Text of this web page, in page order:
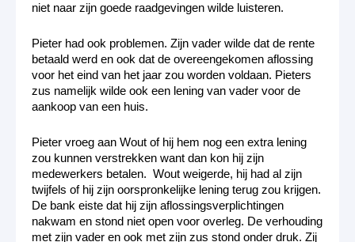
niet naar zijn goede raadgevingen wilde luisteren.
Pieter had ook problemen. Zijn vader wilde dat de rente
betaald werd en ook dat de overeengekomen aflossing
voor het eind van het jaar zou worden voldaan. Pieters
zus namelijk wilde ook een lening van vader voor de
aankoop van een huis.
Pieter vroeg aan Wout of hij hem nog een extra lening
zou kunnen verstrekken want dan kon hij zijn
medewerkers betalen. Wout weigerde, hij had al zijn
twijfels of hij zijn oorspronkelijke lening terug zou krijgen.
De bank eiste dat hij zijn aflossingsverplichtingen
nakwam en stond niet open voor overleg. De verhouding
met zijn vader en ook met zijn zus stond onder druk. Zij